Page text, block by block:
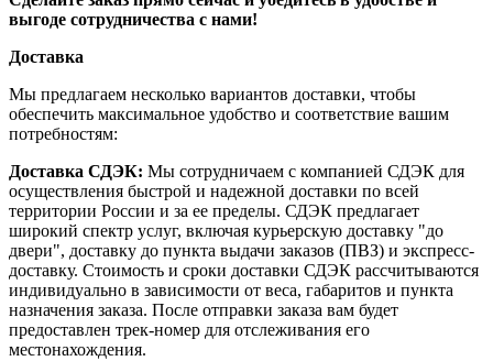
выгоде сотрудничества с нами!
Доставка
Мы предлагаем несколько вариантов доставки, чтобы
обеспечить максимальное удобство и соответствие вашим
потребностям:
Доставка СДЭК: Мы сотрудничаем с компанией СДЭК для
осуществления быстрой и надежной доставки по всей
территории России и за ее пределы. СДЭК предлагает
широкий спектр услуг, включая курьерскую доставку "до
двери", доставку до пункта выдачи заказов (ПВЗ) и экспресс-
доставку. Стоимость и сроки доставки СДЭК рассчитываются
индивидуально в зависимости от веса, габаритов и пункта
назначения заказа. После отправки заказа вам будет
предоставлен трек-номер для отслеживания его
местонахождения.